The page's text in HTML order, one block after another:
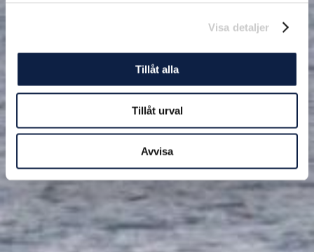
Visa detaljer
Tillåt alla
Tillåt urval
Avvisa